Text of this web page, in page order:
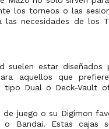
los torneos o las
necesidades de los
suelen estar diseñados
aquellos que
tipo Dual o Deck-Vault
juego o su Digimon
Bandai. Estas cajas